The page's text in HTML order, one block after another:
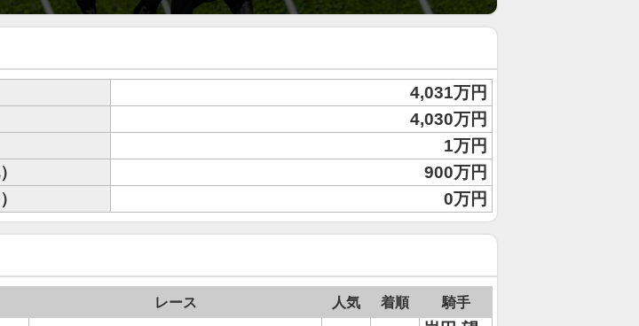
4,031万円
4,030万円
1万円
900万円
0万円
レース 人気 着順 騎手